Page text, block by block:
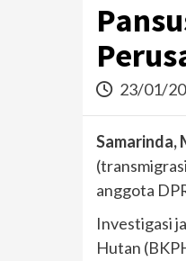
23/01/
anggota
Investigasi
Hutan